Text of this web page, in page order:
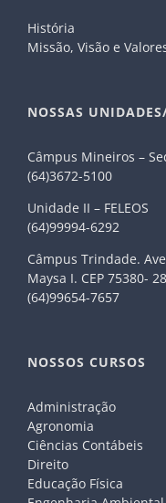
História
Missão, Visão e
NOSSAS
Câmpus Mineiros –
(64)3672-5100
Unidade II – FELEOS
(64)99994-6292
Câmpus Trindade.
Maysa I. CEP 75380-
(64)99654-7657
NOSSOS CURSOS
Administração
Agronomia
Ciências Contábeis
Direito
Educação Física